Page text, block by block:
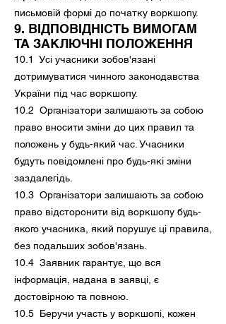
письмовій формі до початку воркшопу.
9. ВІДПОВІДНІСТЬ ВИМОГАМ
ТА ЗАКЛЮЧНІ ПОЛОЖЕННЯ
10.1 Усі учасники зобов'язані
дотримуватися чинного законодавства
України під час воркшопу.
10.2 Організатори залишають за собою
право вносити зміни до цих правил та
положень у будь-який час. Учасники
будуть повідомлені про будь-які зміни
заздалегідь.
10.3 Організатори залишають за собою
право відсторонити від воркшопу будь-
якого учасника, який порушує ці правила,
без подальших зобов'язань.
10.4 Заявник гарантує, що вся
інформація, надана в заявці, є
достовірною та повною.
10.5 Беручи участь у воркшопі, кожен